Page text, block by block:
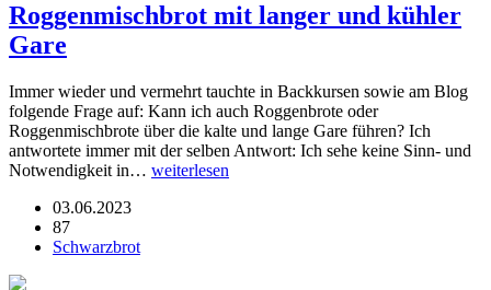
Roggenmischbrot mit langer und kühler
Gare
Immer wieder und vermehrt tauchte in Backkursen sowie am Blog
folgende Frage auf: Kann ich auch Roggenbrote oder
Roggenmischbrote über die kalte und lange Gare führen? Ich
antwortete immer mit der selben Antwort: Ich sehe keine Sinn- und
Notwendigkeit in… weiterlesen
03.06.2023
87
Schwarzbrot